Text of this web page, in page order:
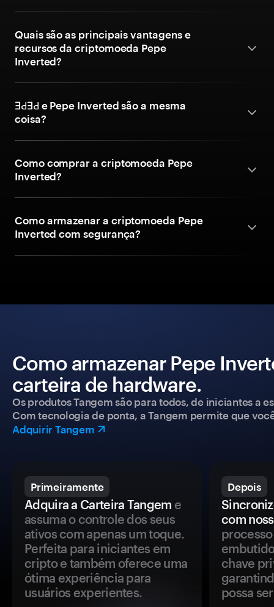
Quais são as principais vantagens e
recursos da criptomoeda Pepe
Inverted?
ƎԀƎԀ e Pepe Inverted são a mesma
coisa?
Como comprar a criptomoeda Pepe
Inverted?
Como armazenar a criptomoeda Pepe
Inverted com segurança?
Como armazenar Pepe
carteira de hardware.
Os produtos Tangem são para todos, de iniciantes a
Com tecnologia de ponta, a Tangem permite que
Adquirir Tangem
Primeiramente
Adquira a Carteira Tangem e
assuma o controle dos seus
ativos com apenas um toque.
Perfeita para iniciantes em
cripto e também oferece uma
ótima experiência para
usuários experientes.
Depois
com
chave
possa